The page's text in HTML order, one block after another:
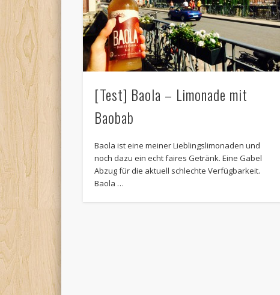
[Test] Baola – Limonade mit
Baobab
Baola ist eine meiner Lieblingslimonaden und
noch dazu ein echt faires Getränk. Eine Gabel
Abzug für die aktuell schlechte Verfügbarkeit.
Baola …